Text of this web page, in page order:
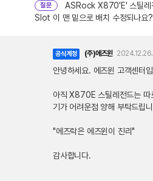
질문
ASRock X870'E' 스틸레
Slot 이 맨 밑으로 배치 수정되나요?
공식계정 (주)에즈윈 2024.12.26.
안녕하세요. 에즈윈 고객센터
아직 X870E 스틸레전드는 따
기가 어려운점 양해 부탁드립
"에즈락은 에즈윈이 진리"
감사합니다.